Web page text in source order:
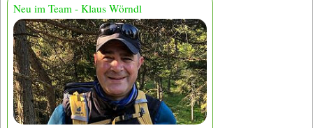
Neu im Team - Klaus Wörndl